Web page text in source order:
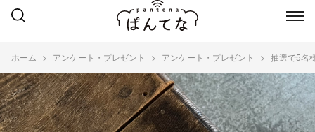
ホーム アンケート・プレゼント アンケート・プレゼント 抽選で5名